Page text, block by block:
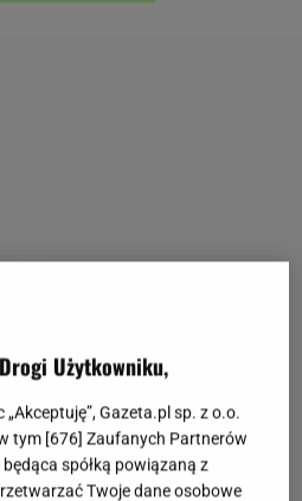
Użytkowniku,
Gazeta.pl sp. z o.o.
tym [676] Zaufanych Partnerów
spółką powiązaną z
Twoje dane osobowe